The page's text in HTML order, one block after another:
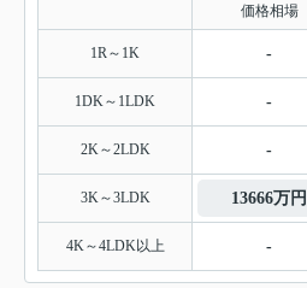
価格相場
1R～1K -
1DK～1LDK -
2K～2LDK -
3K～3LDK 13666万円
4K～4LDK以上 -